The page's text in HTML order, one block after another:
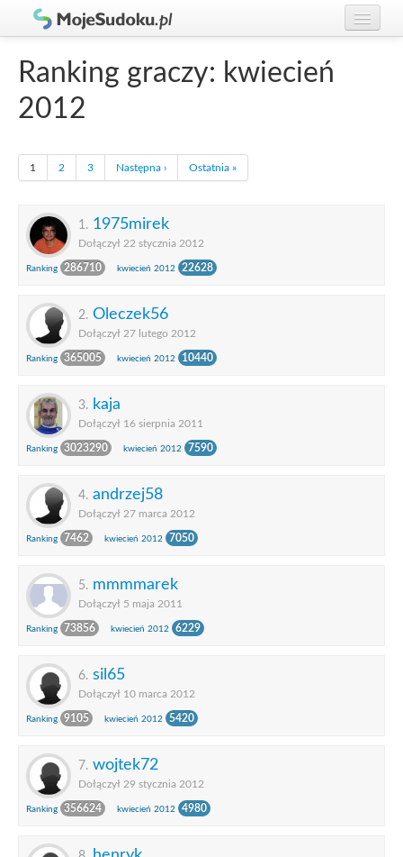
Gracze
Ranking graczy: kwiecień
2012
1 2 3 Następna › Ostatnia »
1. 1975mirek
Dołączył 22 stycznia 2012
Ranking 286710 kwiecień 2012 22628
2. Oleczek56
Dołączył 27 lutego 2012
Ranking 365005 kwiecień 2012 10440
3. kaja
Dołączył 16 sierpnia 2011
Ranking 3023290 kwiecień 2012 7590
4. andrzej58
Dołączył 27 marca 2012
Ranking 7462 kwiecień 2012 7050
5. mmmmarek
Dołączył 5 maja 2011
Ranking 73856 kwiecień 2012 6229
6. sil65
Dołączył 10 marca 2012
Ranking 9105 kwiecień 2012 5420
7. wojtek72
Dołączył 29 stycznia 2012
Ranking 356624 kwiecień 2012 4980